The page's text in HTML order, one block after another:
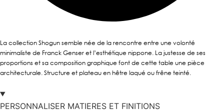
La collection Shogun semble née de la rencontre entre une volonté
minimaliste de Franck Genser et l’esthétique nippone. La justesse de ses
proportions et sa composition graphique font de cette table une pièce
architecturale. Structure et plateau en hêtre laqué ou frêne teinté.
PERSONNALISER MATIERES ET FINITIONS